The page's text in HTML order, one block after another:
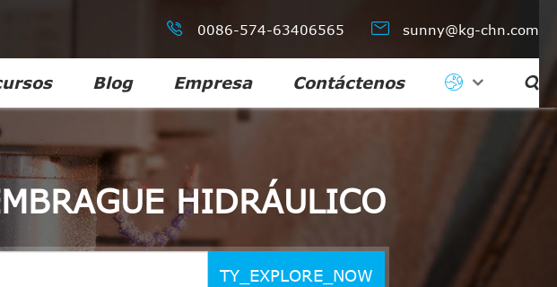
 0086-574-63406565  sunny@kg-chn.com
Blog Empresa Contáctenos 
HIDRÁULICO
TY_EXPLORE_NOW